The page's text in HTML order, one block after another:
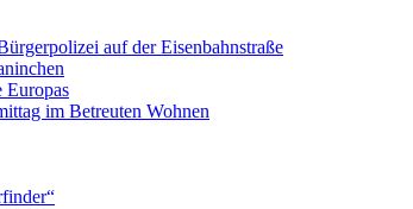
auf der Eisenbahnstraße
Europas
im Betreuten Wohnen